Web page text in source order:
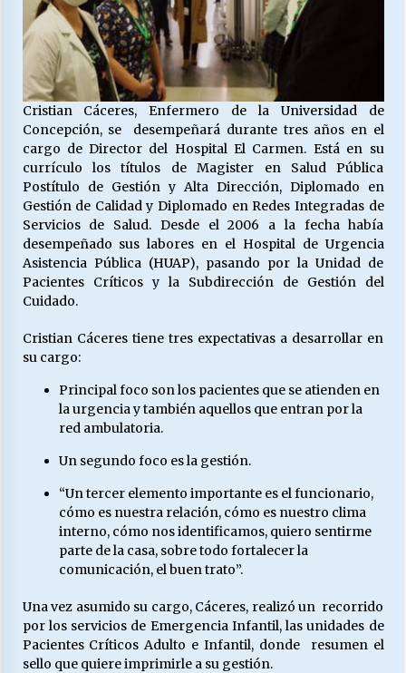
30/04/2026
¿Asesores con doble sueldo?
18/04/2026
Chile y sus segmentos de la riqueza
06/04/2026
Cristian Cáceres, Enfermero de la Universidad de
Concepción, se desempeñará durante tres años en el
cargo de Director del Hospital El Carmen. Está en su
currículo los títulos de Magister en Salud Pública
Postítulo de Gestión y Alta Dirección, Diplomado en
Gestión de Calidad y Diplomado en Redes Integradas de
Servicios de Salud. Desde el 2006 a la fecha había
desempeñado sus labores en el Hospital de Urgencia
Asistencia Pública (HUAP), pasando por la Unidad de
Pacientes Críticos y la Subdirección de Gestión del
Cuidado.
Cristian Cáceres tiene tres expectativas a desarrollar en
su cargo:
Principal foco son los pacientes que se atienden en
la urgencia y también aquellos que entran por la
red ambulatoria.
Un segundo foco es la gestión.
“Un tercer elemento importante es el funcionario,
cómo es nuestra relación, cómo es nuestro clima
interno, cómo nos identificamos, quiero sentirme
parte de la casa, sobre todo fortalecer la
comunicación, el buen trato”.
Una vez asumido su cargo, Cáceres, realizó un recorrido
por los servicios de Emergencia Infantil, las unidades de
Pacientes Críticos Adulto e Infantil, donde resumen el
sello que quiere imprimirle a su gestión.